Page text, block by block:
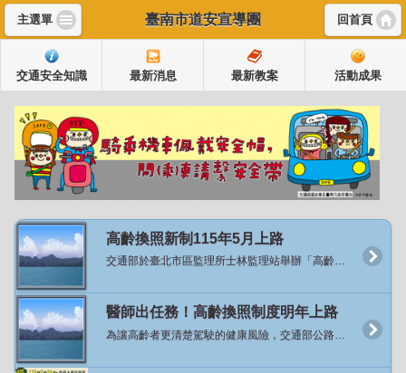
主選單 回首頁
臺南市道安宣導團
交通安全知識 最新消息 最新教案 活動成果
高齡換照新制115年5月上路
交通部於臺北市區監理所士林監理站舉辦「高齡換照新制代言人暨宣導影片發布記者會」，正式宣布將於115年5月起實施高齡換照新制，並邀請資深藝人沈文程先生擔任政策代言人，以親切溫暖的形象向社會傳遞一個重要訊息：「換照不是限制，而是安心的開始」。 交通部陳世凱部長於致詞時表示，臺灣正邁入超高齡社會，越來越多長輩持續開車、參與社會，因此「保障高齡駕駛安全」既是挑戰也是責任。這次換照新制並非剝奪權利，而是透過醫學評估、教育課程與貼心配套，讓長者能夠更長久、更安心地開車或騎車，同時讓家人們也放心。 為了讓社會各界更了解新制的推動背景及醫學依據，交通部在今年在6-8月間，積極走入民間，在全國20縣市，共計22處的廟口辦理「換照保平安」宣講，累積超過3千位長者們了解這項政策。接下來自11月中旬起，於全國辦理7場「高齡換照講座—醫師出任務」系列活動，邀請凱旋醫院黃敏偉副院長、台中榮總精神部侯伯勳主任等專業醫師，地點包括臺中、南投、新竹市、屏東、高雄及彰化等地。講座將以醫學角度說明高齡者身體機能退化對駕駛安全的影響、慢性病與藥物交互作用的潛在風險，並由監理人員現場解說115年新制內容，協助長者瞭解換照流程與注意事項。 陳世凱部長表示，根據交通部統計處與公路局的民調顯示有超過八成民眾支持高齡交通安全政策的這項作法，代表的不是限制，而是關心及愛。強調保障長輩的行動權益，是我們的優先目標與方向，「這項政策的推動，不是要取代長輩的選擇，而是提供更安心的選擇」。 本次新制推動的目的在於關懷高齡駕駛安全，而非限制長者開車權利。依新制規定：滿70歲長者，須通過體檢並完成安全教育課程後，即可換發駕照，有效期限至75歲；滿75歲長者，維持3年換照制度，除須通過體檢及安全教育課程外，並須通過認知功能測驗，方可換發有效3年的駕照。 陳部長提到，七十歲換照政策，從明年五月開始會有兩年緩衝期，超過七十歲的長者們，來到監理所站會提供換照服務，換照過程絕對不是禁止，也沒有考試，但有兩件很重要事情，第一個要讓醫生確定身體狀況，也就是要經過體檢部分，體格檢查是確認我們的硬體是沒有問題的；第二件事是提供免費交通安全教育課程的服務，提供這服務原因是大部分民眾考照年齡，大概是20歲左右，到了70歲時，已經過了50年，交通法規其實也已不一樣，甚至路上標誌、標線也都不太一樣，所以希望交通觀念也要更新。經過體檢代表硬體確認；上過教育課程跟危險感知體驗則表示軟體更新，才讓長者開車上路。 此外，為鼓勵長者依自身狀況主動調整交通方式並兼顧移動需求，交通部自115年1月起推出「主動繳回駕照高齡者TPASS乘車回饋措施」。凡70歲以上主動繳回駕照者，公路局將提供TPASS電子錢包乘車支出每月50%回饋金，每月上限1,500元，每人可申請一次，補助期間2年。該措施涵蓋公共運輸及計程車支出，協助長者有充分時間適應交通工具轉換並培養公共運輸使用習慣。 交通部也指出，為配合高齡換照政策推動，特別與代言人沈文程合作，於公園、登山步道入口等長者常活動地點辦理快閃宣導，傳達「沒有禁止長輩開車、而是多一份安全關懷」的理念，讓每位長輩都能安心開車、開得更久也更安全。 交通部進一步說明，未來也將持續透過「公共運輸發展計畫」協助地方政府強化路網與改善偏鄉交通，打造一個高齡者能自在移動、安心出行的交通環境。讓這項制度，不只是換照規定，更是一份對高齡者的敬重與支持。 交通部強調，高齡換照新制以「分級關懷、協助安全駕駛」為核心，兼顧長者安全與行動自由。期盼透過制度與宣導並行，打造更安全、友善的高齡交通環境。 新聞連結：https://168.motc.gov.tw/theme/news/post/2511121421285
醫師出任務！高齡換照制度明年上路